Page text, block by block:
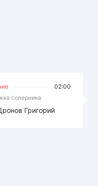
02:00
соперника
Григорий